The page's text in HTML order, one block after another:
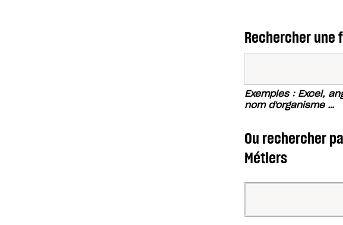
Rechercher
Exemples : Excel,
nom d'organisme …
Ou rechercher
Métiers